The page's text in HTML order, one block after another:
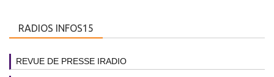
RADIOS INFOS15
REVUE DE PRESSE IRADIO